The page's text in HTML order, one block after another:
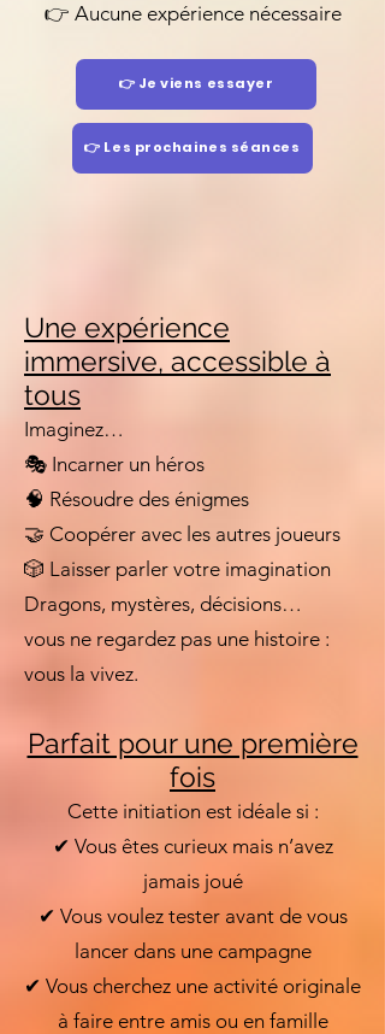
👉 Aucune expérience nécessaire
Une expérience
immersive, accessible à
tous
Imaginez…
🎭 Incarner un héros
🧠 Résoudre des énigmes
🤝 Coopérer avec les autres joueurs
🎲 Laisser parler votre imagination
Dragons, mystères, décisions…
vous ne regardez pas une histoire :
vous la vivez.
Parfait pour une première
fois
Cette initiation est idéale si :
✔ Vous êtes curieux mais n’avez
jamais joué
✔ Vous voulez tester avant de vous
lancer dans une campagne
✔ Vous cherchez une activité originale
à faire entre amis ou en famille
👉 Je viens essayer
👉 Les prochaines séances